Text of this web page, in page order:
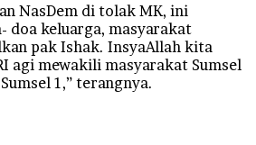
NasDem di tolak MK, ini
doa keluarga, masyarakat
pak Ishak. InsyaAllah kita
agi mewakili masyarakat Sumsel
1,” terangnya.